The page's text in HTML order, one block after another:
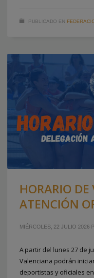
PUBLICADO EN
HORARIO
ATENCIÓN
MIÉRCOLES, 22 JULIO 2026
A partir del lunes 27 de
Valenciana podrán
deportistas y oficiales